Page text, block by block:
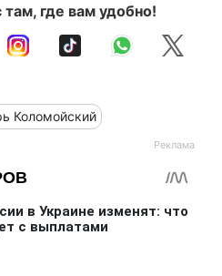
где вам удобно!
Коломойский